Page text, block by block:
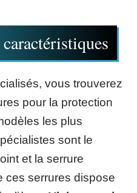
vous trouverez
pour la protection
les plus
sont le
et la serrure
ces serrures dispose